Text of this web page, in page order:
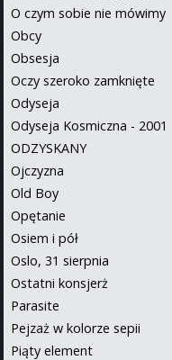
O czym sobie nie mówimy
Obcy
Obsesja
Oczy szeroko zamknięte
Odyseja
Odyseja Kosmiczna - 2001
ODZYSKANY
Ojczyzna
Old Boy
Opętanie
Osiem i pół
Oslo, 31 sierpnia
Ostatni konsjerż
Parasite
Pejzaż w kolorze sepii
Piąty element